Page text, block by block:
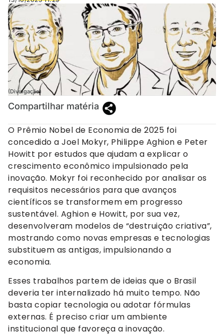
(Divulgação)
Compartilhar matéria
O Prêmio Nobel de Economia de 2025 foi
concedido a Joel Mokyr, Philippe Aghion e Peter
Howitt por estudos que ajudam a explicar o
crescimento econômico impulsionado pela
inovação. Mokyr foi reconhecido por analisar os
requisitos necessários para que avanços
científicos se transformem em progresso
sustentável. Aghion e Howitt, por sua vez,
desenvolveram modelos de “destruição criativa”,
mostrando como novas empresas e tecnologias
substituem as antigas, impulsionando a
economia.
Esses trabalhos partem de ideias que o Brasil
deveria ter internalizado há muito tempo. Não
basta copiar tecnologia ou adotar fórmulas
externas. É preciso criar um ambiente
institucional que favoreça a inovação.